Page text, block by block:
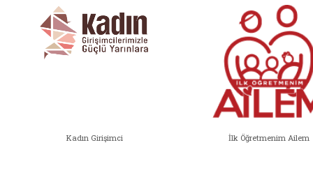
Kadın Girişimci İlk Öğretmenim Ailem